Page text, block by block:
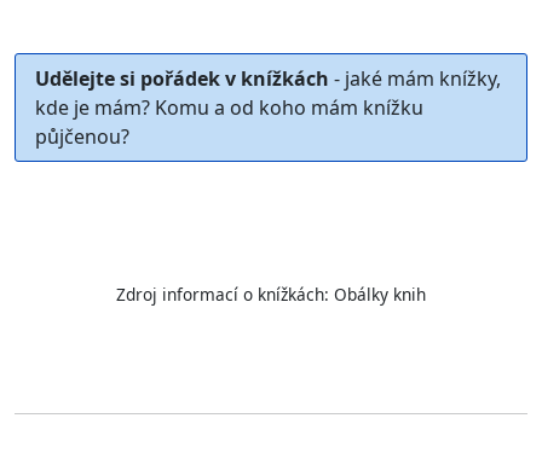
Udělejte si pořádek v knížkách - jaké mám knížky,
kde je mám? Komu a od koho mám knížku
půjčenou?
Zdroj informací o knížkách: Obálky knih